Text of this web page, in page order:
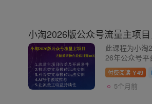
小淘2026版公众号流量主项
此课程为小淘
26年公众号平
形式，具体分
三，哪怕用最
付费阅读 ￥49
5个月前